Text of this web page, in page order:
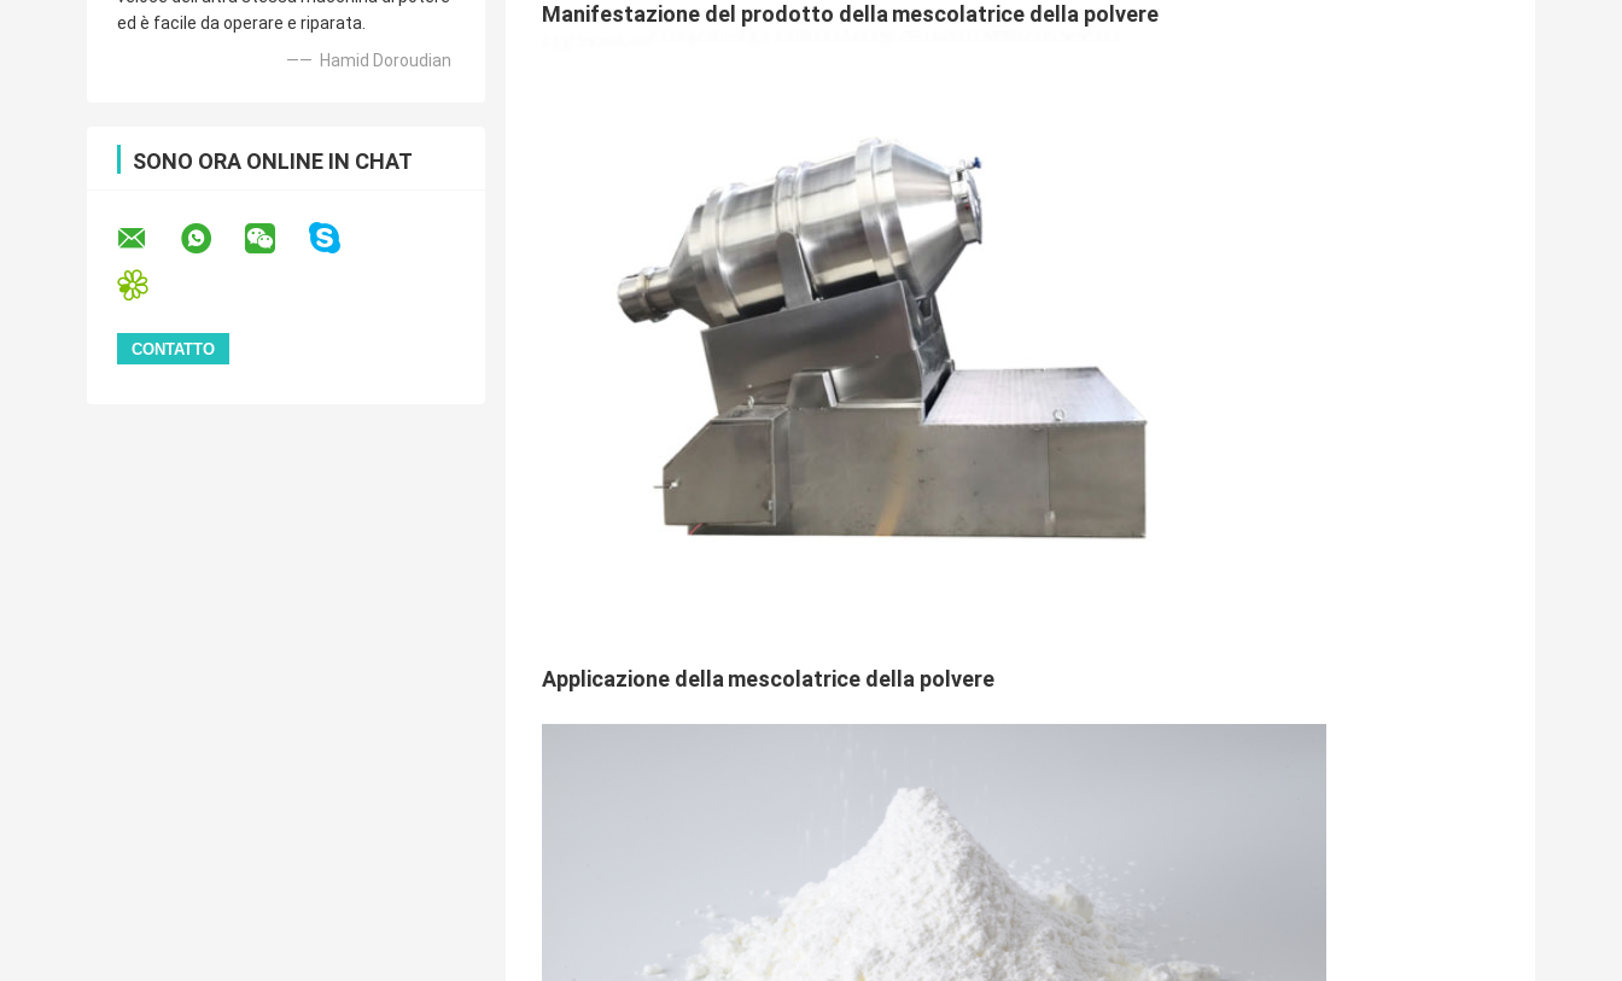
ed è facile da operare e riparata.
—— Hamid Doroudian
SONO ORA ONLINE IN CHAT
Manifestazione del prodotto dellamescolatrice della polvere
Applicazione dellamescolatrice della polvere